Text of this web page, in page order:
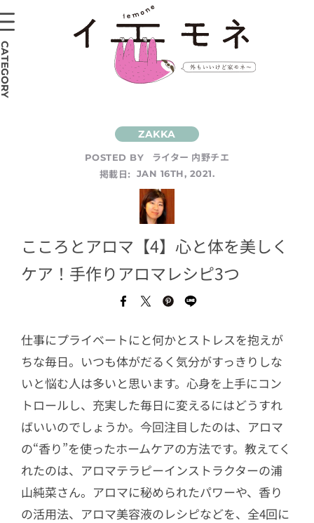
POSTED BY
ライター 内野チエ
掲載日:
JAN 16TH, 2021.
こころとアロマ【4】心と体を美しく
ケア！手作りアロマレシピ3つ
仕事にプライベートにと何かとストレスを抱えが
ちな毎日。いつも体がだるく気分がすっきりしな
いと悩む人は多いと思います。心身を上手にコン
トロールし、充実した毎日に変えるにはどうすれ
ばいいのでしょうか。今回注目したのは、アロマ
の“香り”を使ったホームケアの方法です。教えてく
れたのは、アロマテラピーインストラクターの浦
山純菜さん。アロマに秘められたパワーや、香り
の活用法、アロマ美容液のレシピなどを、全4回に